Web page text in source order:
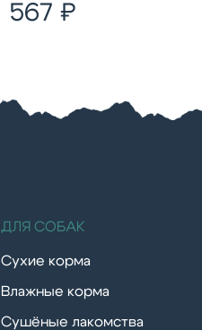
567 ₽
ДЛЯ СОБАК
Сухие корма
Влажные корма
Сушёные лакомства